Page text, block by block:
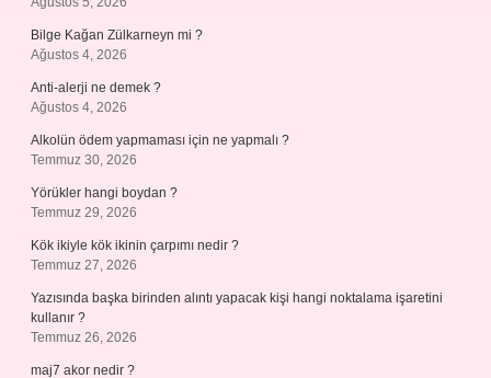
Bilge Kağan Zülkarneyn mi ?
Ağustos 4, 2026
Anti-alerji ne demek ?
Ağustos 4, 2026
Alkolün ödem yapmaması için ne yapmalı ?
Temmuz 30, 2026
Yörükler hangi boydan ?
Temmuz 29, 2026
Kök ikiyle kök ikinin çarpımı nedir ?
Temmuz 27, 2026
Yazısında başka birinden alıntı yapacak kişi hangi noktalama işaretini
kullanır ?
Temmuz 26, 2026
maj7 akor nedir ?